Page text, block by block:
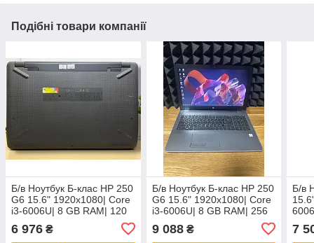
Подібні товари компанії
Б/в Ноутбук Б-клас HP 250
G6 15.6" 1920x1080| Core
i3-6006U| 8 GB RAM| 120
6 976 ₴
Б/в Ноутбук Б-клас HP 250
G6 15.6" 1920x1080| Core
i3-6006U| 8 GB RAM| 256
9 088₴
Б/в
7